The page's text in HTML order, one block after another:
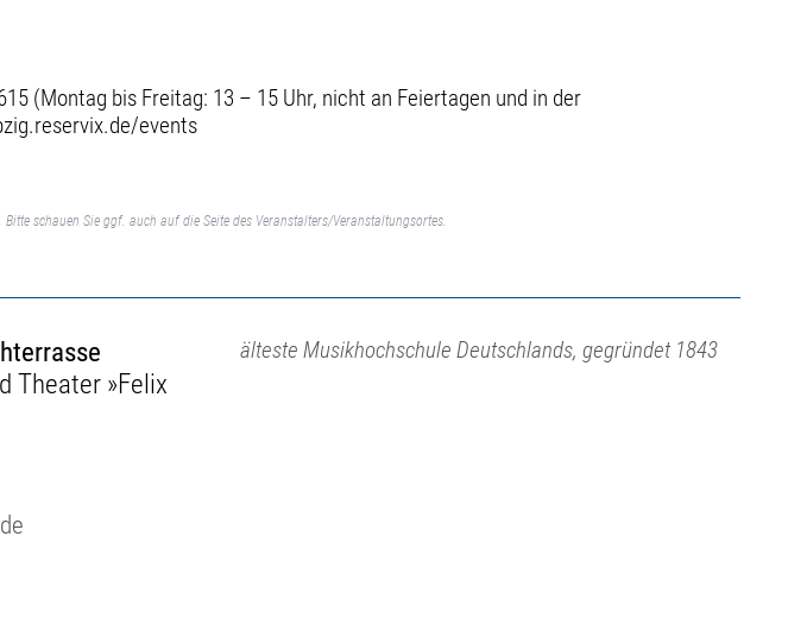
(Montag bis Freitag: 13 – 15 Uhr, nicht an Feiertagen und in der
events
schauen Sie ggf. auch auf die Seite des Veranstalters/Veranstaltungsortes.
Theater »Felix
älteste Musikhochschule Deutschlands, gegründet 1843